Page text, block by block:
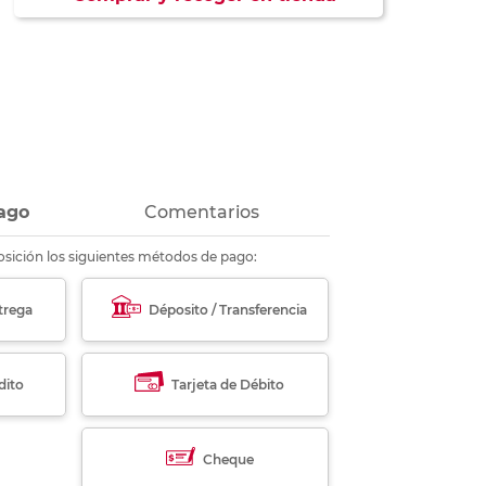
Comentarios
los siguientes métodos de pago:
Déposito / Transferencia
Tarjeta de Débito
Cheque